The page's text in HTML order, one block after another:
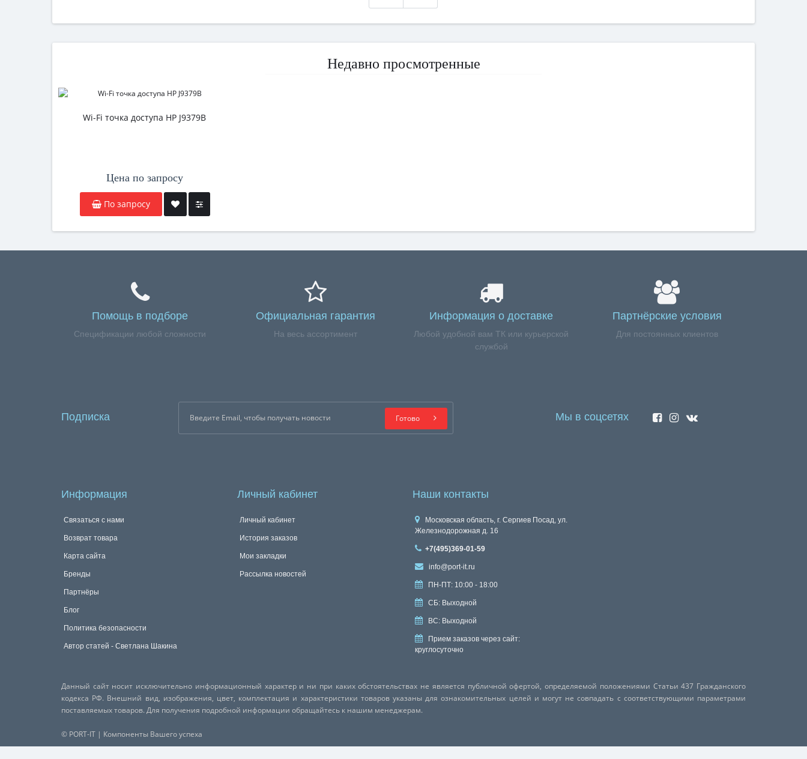
Недавно просмотренные
Wi-Fi точка доступа HP J9379B
Цена по запросу
По запросу
Помощь в подборе
Спецификации любой сложности
Официальная гарантия
На весь ассортимент
Информация о доставке
Любой удобной вам ТК или курьерской
службой
Партнёрские условия
Для постоянных клиентов
Подписка Готово Мы в соцсетях
Информация
Связаться с нами
Возврат товара
Карта сайта
Бренды
Партнёры
Блог
Политика безопасности
Автор статей - Светлана Шакина
Личный кабинет
Личный кабинет
История заказов
Мои закладки
Рассылка новостей
Наши контакты
Московская область, г. Сергиев Посад, ул.
Железнодорожная д. 16
+7(495)369-01-59
info@port-it.ru
ПН-ПТ: 10:00 - 18:00
СБ: Выходной
ВС: Выходной
Прием заказов через сайт:
круглосуточно
Данный сайт носит исключительно информационный характер и ни при каких обстоятельствах не является публичной офертой, определяемой положениями Статьи 437 Гражданского
кодекса РФ. Внешний вид, изображения, цвет, комплектация и характеристики товаров указаны для ознакомительных целей и могут не совпадать с соответствующими параметрами
поставляемых товаров. Для получения подробной информации обращайтесь к нашим менеджерам.
© PORT-IT | Компоненты Вашего успеха